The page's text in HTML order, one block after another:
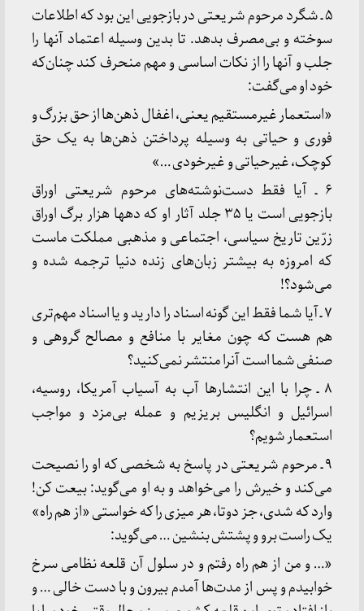
۵ ـ شگرد مرحوم شریعتی در بازجویی این بود که اطلاعات
سوخته و بی‌مصرف بدهد. تا بدین وسیله اعتماد آنها را
جلب و آنها را از نکات اساسی و مهم منحرف کند چنان‌که
خود او می‌گفت:
«استعمار غیرمستقیم یعنی، اغفال ذهن‌ها از حق بزرگ و
فوری و حیاتی به وسیله پرداختن ذهن‌ها به یک حق
کوچک، غیرحیاتی و غیرخودی …»
۶ ـ آیا فقط دست‌نوشته‌های مرحوم شریعتی اوراق
بازجویی است یا ۳۵ جلد آثار او که دهها هزار برگ اوراق
زرّین تاریخ سیاسی، اجتماعی و مذهبی مملکت ماست
که امروزه به بیشتر زبان‌های زنده دنیا ترجمه شده و
می‌شود؟!
۷ ـ آیا شما فقط این گونه اسناد را دارید و یا اسناد مهم‌تری
هم هست که چون مغایر با منافع و مصالح گروهی و
صنفی شما است آنرا منتشر نمی‌کنید؟
۸ ـ چرا با این انتشارها آب به آسیاب آمریکا، روسیه،
اسرائیل و انگلیس بریزیم و عمله بی‌مزد و مواجب
استعمار شویم؟
۹ ـ مرحوم شریعتی در پاسخ به شخصی که او را نصیحت
می‌کند و خیرش را می‌خواهد و به او می‌گوید: بیعت کن!
وارد که شدی، جز دوتا، هر میزی را که خواستی «از هم راه»
یک راست برو و پشتش بنشین … می‌گوید:
«… و من از هم راه رفتم و در سلول آن قلعه نظامی سرخ
خوابیدم و پس از مدت‌ها آمدم بیرون و با دست خالی … و